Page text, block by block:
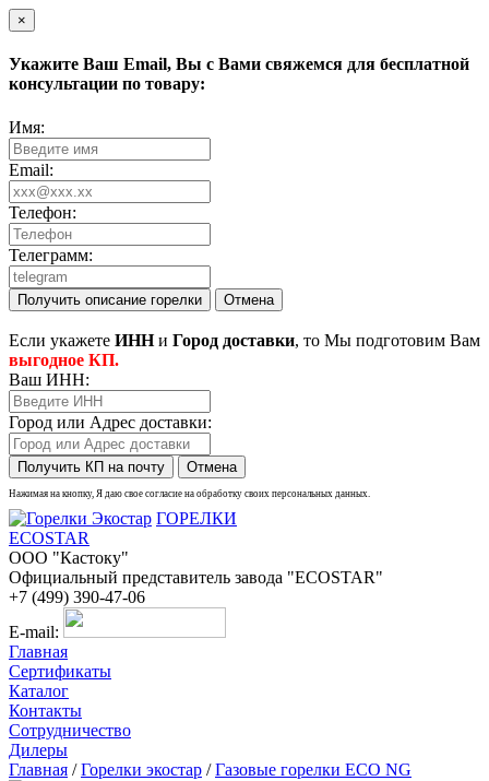
×
Укажите Ваш Email, Вы с Вами свяжемся для бесплатной
консультации по товару:
Имя:
Email:
Телефон:
Телеграмм:
Получить описание горелки Отмена
Eсли укажете ИННи Город доставки, то Мы подготовим Вам
выгодное КП.
Ваш ИНН:
Город или Адрес доставки:
Получить КП на почту Отмена
Нажимая на кнопку, Я даю свое согласие на обработку своих персональных данных.
ГОРЕЛКИ
ECOSTAR
ООО "Кастоку"
Официальный представитель завода "ECOSTAR"
+7 (499) 390-47-06
E-mail:
Главная
Сертификаты
Каталог
Контакты
Сотрудничество
Дилеры
Главная /Горелки экостар /Газовые горелки ECO NG